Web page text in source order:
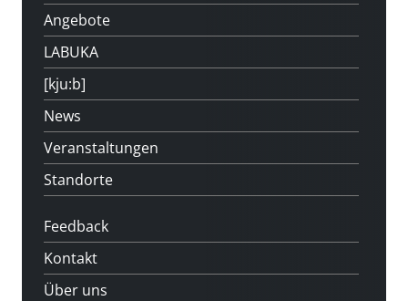
Angebote
LABUKA
[kju:b]
News
Veranstaltungen
Standorte
Feedback
Kontakt
Über uns